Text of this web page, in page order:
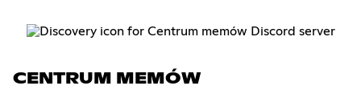
CENTRUM MEMÓW